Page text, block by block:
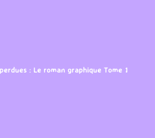
: Le roman graphique Tome 1